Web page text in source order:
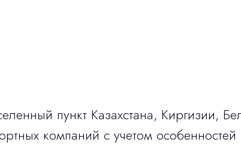
пункт Казахстана, Киргизии,
компаний с учетом